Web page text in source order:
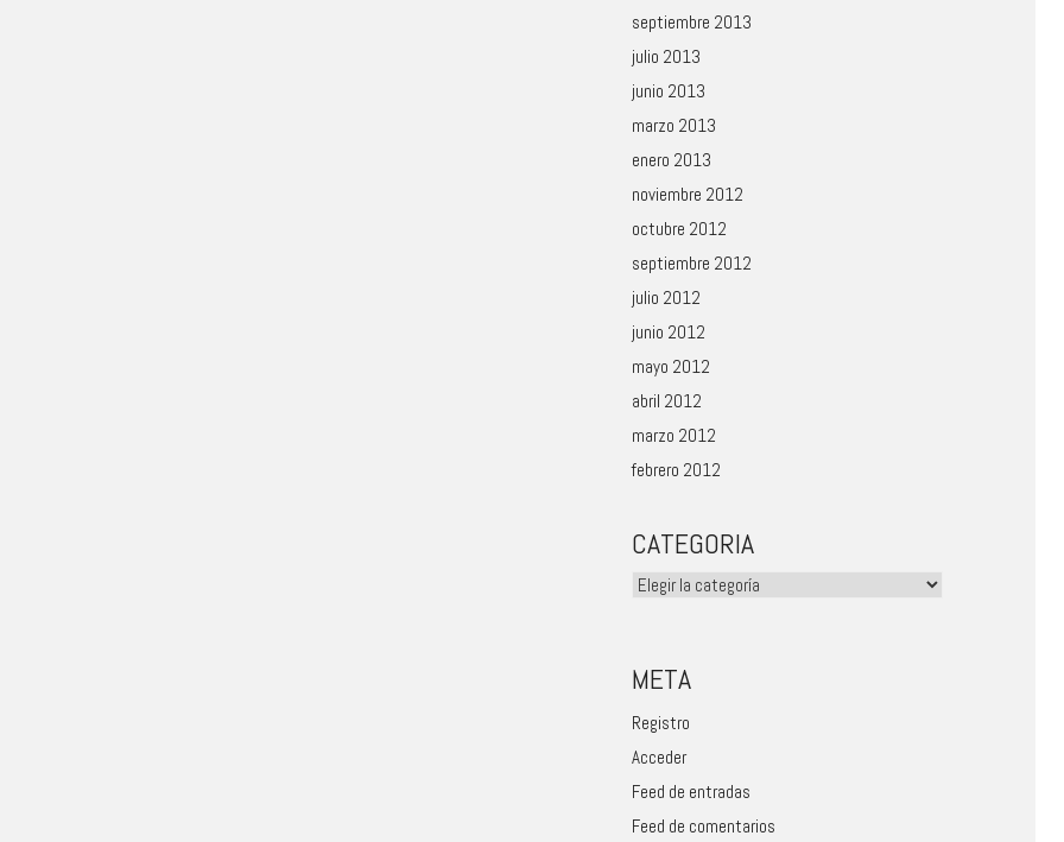
septiembre 2013
julio 2013
junio 2013
marzo 2013
enero 2013
noviembre 2012
octubre 2012
septiembre 2012
julio 2012
junio 2012
mayo 2012
abril 2012
marzo 2012
febrero 2012
CATEGORIA
Categoria
META
Registro
Acceder
Feed de entradas
Feed de comentarios